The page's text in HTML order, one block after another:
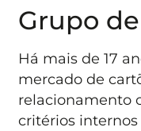
Grupo
Há mais de 17
mercado de
relacionamento
critérios